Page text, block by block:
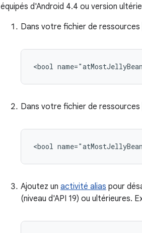
équipés d'Android 4.4 ou version
Dans votre fichier de ressources
<bool
Dans votre fichier de ressources
<bool
Ajoutez un activité alias pour
(niveau d'API 19) ou ultérieures.